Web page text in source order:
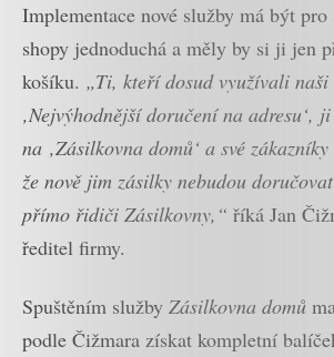
Implementace nové služby má být
shopy jednoduchá a měly by si ji jen
košíku. „Ti, kteří dosud využívali naši
‚Nejvýhodnější doručení na adresu‘,
na ‚Zásilkovna domů‘ a své
že nově jim zásilky nebudou
přímo řidiči Zásilkovny,“ říká Jan
ředitel firmy.
Spuštěním služby Zásilkovna domů
podle Čižmara získat kompletní